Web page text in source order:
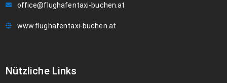
office@flughafentaxi-buchen.at
www.flughafentaxi-buchen.at
Nützliche Links